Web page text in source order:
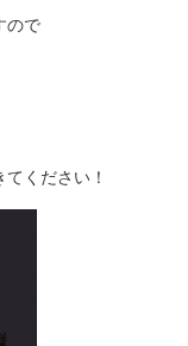
ので
ください！